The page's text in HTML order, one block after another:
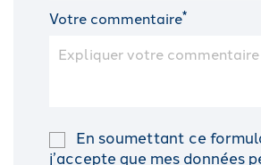
Votre commentaire*
En soumettant ce
j’accepte que mes données